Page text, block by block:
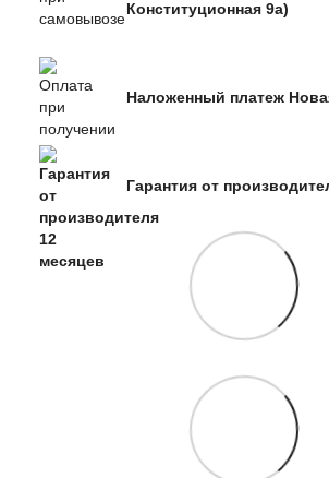
Конституционная 9а)
Наложенный платеж
Гарантия от